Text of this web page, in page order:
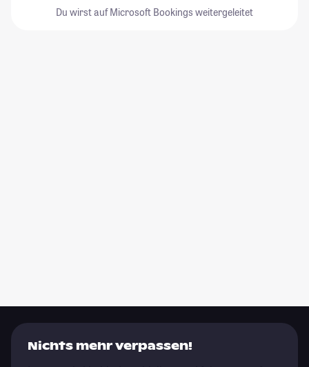
Du wirst auf Microsoft Bookings weitergeleitet
Nichts mehr verpassen!